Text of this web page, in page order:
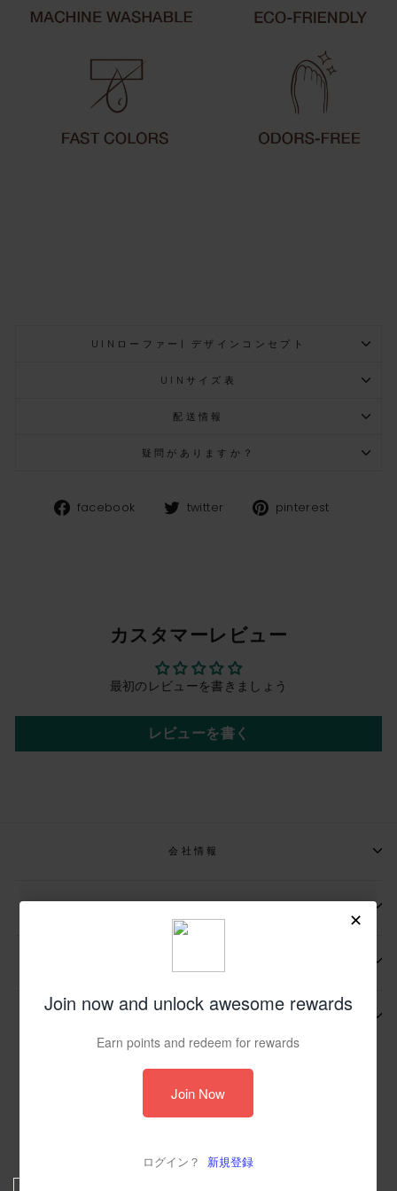
UINローファー| デザインコンセプト
UINサイズ表
配送情報
疑問がありますか？
facebook Facebook
twitter Twitterpinterest
カスタマーレビュー
最初のレビューを書きましょう
レビューを書く
会社情報
📩メールマガジンの登録